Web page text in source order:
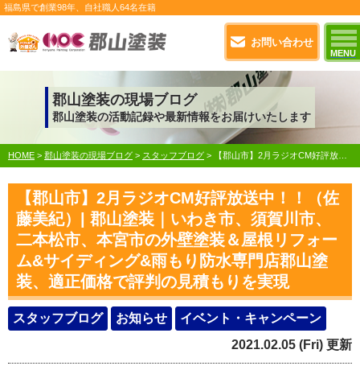
お問い合わせ
MENU
福島県で創業98年 、自社職人 64名在籍
郡山塗装の現場ブログ
郡山塗装の活動記録や最新情報をお届けいたします
HOME > 郡山塗装の現場ブログ > スタッフブログ > 【郡山市】2月ラジオCM好評放送中！！（佐藤美紀）| 郡山塗装｜いわき市、須賀川市、二本松市、本宮市の外壁塗装＆屋根リフォーム&サイディング&雨もり防水専門店郡山塗装、適正価格で評判の見積もりを実現
【郡山市】2月ラジオCM好評放送中！！（佐
藤美紀）| 郡山塗装｜いわき市、須賀川市、
二本松市、本宮市の外壁塗装＆屋根リフォー
ム&サイディング&雨もり防水専門店郡山塗
装、適正価格で評判の見積もりを実現
スタッフブログ お知らせ
イベント・キャンペーン
2021.02.05 (Fri) 更新